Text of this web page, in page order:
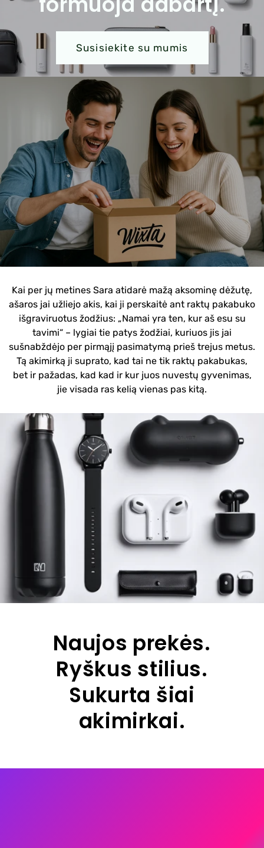
Susisiekite su mumis
Kai per jų metines Sara atidarė mažą aksominę dėžutę,
ašaros jai užliejo akis, kai ji perskaitė ant raktų pakabuko
išgraviruotus žodžius: „Namai yra ten, kur aš esu su
tavimi“ – lygiai tie patys žodžiai, kuriuos jis jai
sušnabždėjo per pirmąjį pasimatymą prieš trejus metus.
Tą akimirką ji suprato, kad tai ne tik raktų pakabukas,
bet ir pažadas, kad kad ir kur juos nuvestų gyvenimas,
jie visada ras kelią vienas pas kitą.
Naujos prekės.
Ryškus stilius.
Sukurta šiai
akimirkai.